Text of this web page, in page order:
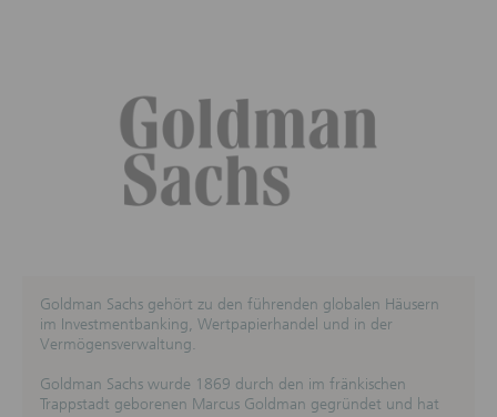
Goldman Sachs gehört zu den führenden globalen Häusern
im Investmentbanking, Wertpapierhandel und in der
Vermögensverwaltung.
Goldman Sachs wurde 1869 durch den im fränkischen
Trappstadt geborenen Marcus Goldman gegründet und hat